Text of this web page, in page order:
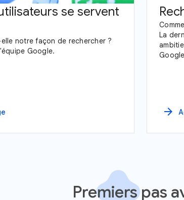
se servent
notre façon de rechercher ?
Google.
La
arrow_forward
Premiers pas